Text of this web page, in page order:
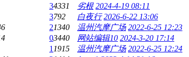
34331 劣根 2024-4-19 08:11
3792 白夜行 2026-6-22 13:06
21340 温州汽摩广场 2022-6-25 12:23
03440 网站编辑10 2024-3-20 17:14
1 1915 温州汽摩广场 2022-6-25 12:24